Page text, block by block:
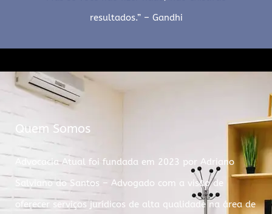
resultados.” – Gandhi
Quem Somos
Advocacia Atual foi fundada em 2023 por Adriano
Salviano do Santos – Advogado com a visão de
oferecer serviços jurídicos de alta qualidade na área de